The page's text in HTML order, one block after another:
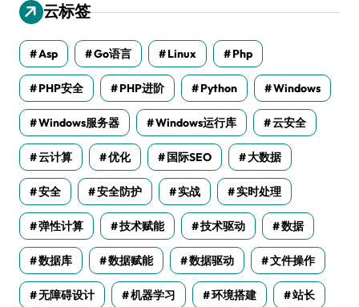
云标签
Asp Go语言 Linux Php
PHP安全 PHP进阶 Python Windows
Windows服务器 Windows运行库 云安全
云计算 优化 国际SEO 大数据
安全 安全防护 实战 实时处理
弹性计算 技术赋能 技术驱动 数据
数据库 数据赋能 数据驱动 文件操作
无障碍设计 机器学习 环境搭建 站长